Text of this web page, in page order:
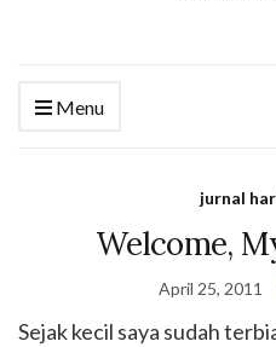
Menu
jurnal
Welcome,
April 25, 2011
Sejak kecil saya sudah